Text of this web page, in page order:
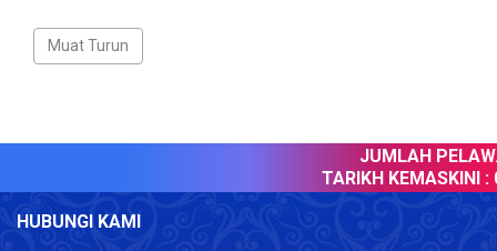
JUMLAH
TARIKH KEMASKINI :
HUBUNGI KAMI